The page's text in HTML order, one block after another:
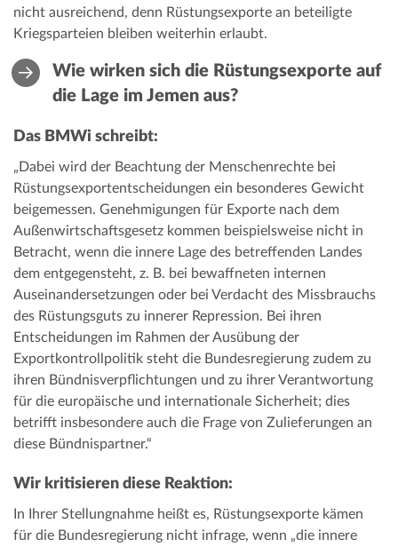
nicht ausreichend, denn Rüstungsexporte an beteiligte
Kriegsparteien bleiben weiterhin erlaubt.
Wie wirken sich die Rüstungsexporte auf
die Lage im Jemen aus?
Das BMWi schreibt:
„Dabei wird der Beachtung der Menschenrechte bei
Rüstungsexportentscheidungen ein besonderes Gewicht
beigemessen. Genehmigungen für Exporte nach dem
Außenwirtschaftsgesetz kommen beispielsweise nicht in
Betracht, wenn die innere Lage des betreffenden Landes
dem entgegensteht, z. B. bei bewaffneten internen
Auseinandersetzungen oder bei Verdacht des Missbrauchs
des Rüstungsguts zu innerer Repression. Bei ihren
Entscheidungen im Rahmen der Ausübung der
Exportkontrollpolitik steht die Bundesregierung zudem zu
ihren Bündnisverpflichtungen und zu ihrer Verantwortung
für die europäische und internationale Sicherheit; dies
betrifft insbesondere auch die Frage von Zulieferungen an
diese Bündnispartner.“
Wir kritisieren diese Reaktion:
In Ihrer Stellungnahme heißt es, Rüstungsexporte kämen
für die Bundesregierung nicht infrage, wenn „die innere